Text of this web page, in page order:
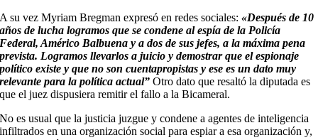
A su vez Myriam Bregman expresó en redes sociales:«Después de 10
años de lucha logramos que se condene al espía de la Policía
Federal, Américo Balbuena y a dos de sus jefes, a la máxima pena
prevista. Logramos llevarlos a juicio y demostrar que el espionaje
político existe y que no son cuentapropistas y ese es un dato muy
relevante para la política actual”Otro dato que resaltó la diputada es
que el juez dispusiera remitir el fallo a la Bicameral.
No es usual que la justicia juzgue y condene a agentes de inteligencia
infiltrados en una organización social para espiar a esa organización y,